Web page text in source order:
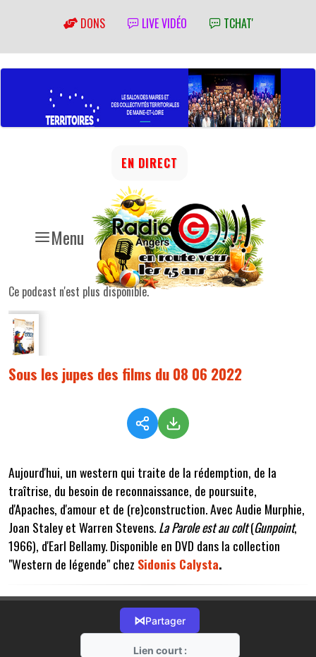
DONS LIVE VIDÉO TCHAT'
Menu
EN DIRECT
Ce podcast n'est plus disponible.
Sous les jupes des films du 08 06 2022
Aujourd'hui, un western qui traite de la rédemption, de la
traîtrise, du besoin de reconnaissance, de poursuite,
d'Apaches, d'amour et de (re)construction. Avec Audie Murphie,
Joan Staley et Warren Stevens.La Parole est au colt(Gunpoint,
1966), d'Earl Bellamy. Disponible en DVD dans la collection
"Western de légende" chez Sidonis Calysta.
⋈Partager
Lien court :